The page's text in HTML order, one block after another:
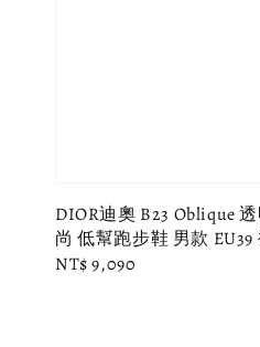
DIOR迪奧 B23 Oblique
尚 低幫跑步鞋 男款 EU39
Regular
NT$ 9,090